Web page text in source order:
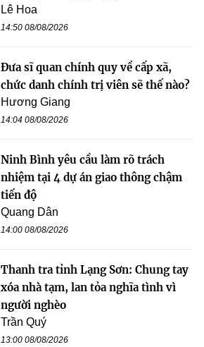
Lê Hoa
14:50 08/08/2026
Đưa sĩ quan chính quy về cấp xã,
chức danh chính trị viên sẽ thế nào?
Hương Giang
14:04 08/08/2026
Ninh Bình yêu cầu làm rõ trách
nhiệm tại 4 dự án giao thông chậm
tiến độ
Quang Dân
14:00 08/08/2026
Thanh tra tỉnh Lạng Sơn: Chung tay
xóa nhà tạm, lan tỏa nghĩa tình vì
người nghèo
Trần Quý
13:00 08/08/2026